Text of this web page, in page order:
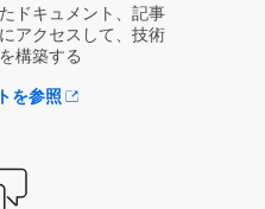
ドキュメント、記事
アクセスして、技術
構築する
を参照